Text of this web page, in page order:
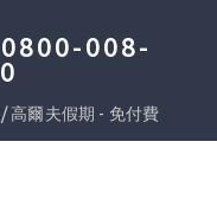
0800-008-
高爾夫假期 - 免付費